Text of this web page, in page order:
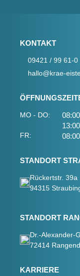
KONTAKT
09421 / 99 61-0
hallo@krae-
MO - DO:
FR:
STANDORT
Rückertstr. 39a
94315
STANDORT
Dr.-Alexander-
72414
KARRIERE